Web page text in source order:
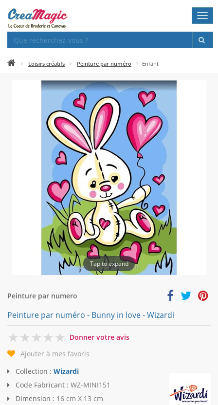
Loisirs créatifs Peinture par numéro Enfant
Tap to expand
Peinture par numero
Peinture par numéro - Bunny in love - Wizardi
0
Donner votre avis
Ajouter à mes favoris
Collection : Wizardi
Code Fabricant : WZ-MINI151
Dimension : 16 cm X 13 cm